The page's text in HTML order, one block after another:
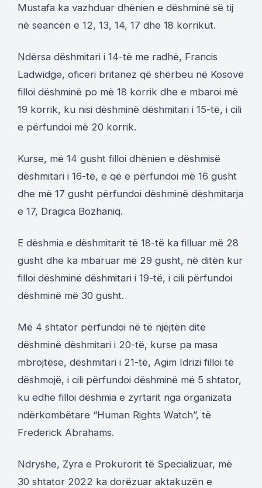
Mustafa ka vazhduar dhënien e dëshminë së tij
në seancën e 12, 13, 14, 17 dhe 18 korrikut.
Ndërsa dëshmitari i 14-të me radhë, Francis
Ladwidge, oficeri britanez që shërbeu në Kosovë
filloi dëshminë po më 18 korrik dhe e mbaroi më
19 korrik, ku nisi dëshminë dëshmitari i 15-të, i cili
e përfundoi më 20 korrik.
Kurse, më 14 gusht filloi dhënien e dëshmisë
dëshmitari i 16-të, e që e përfundoi më 16 gusht
dhe më 17 gusht përfundoi dëshminë dëshmitarja
e 17, Dragica Bozhaniq.
E dëshmia e dëshmitarit të 18-të ka filluar më 28
gusht dhe ka mbaruar më 29 gusht, në ditën kur
filloi dëshminë dëshmitari i 19-të, i cili përfundoi
dëshminë më 30 gusht.
Më 4 shtator përfundoi në të njëjtën ditë
dëshminë dëshmitari i 20-të, kurse pa masa
mbrojtëse, dëshmitari i 21-të, Agim Idrizi filloi të
dëshmojë, i cili përfundoi dëshminë më 5 shtator,
ku edhe filloi dëshmia e zyrtarit nga organizata
ndërkombëtare “Human Rights Watch”, të
Frederick Abrahams.
Ndryshe, Zyra e Prokurorit të Specializuar, më
30 shtator 2022 ka dorëzuar aktakuzën e